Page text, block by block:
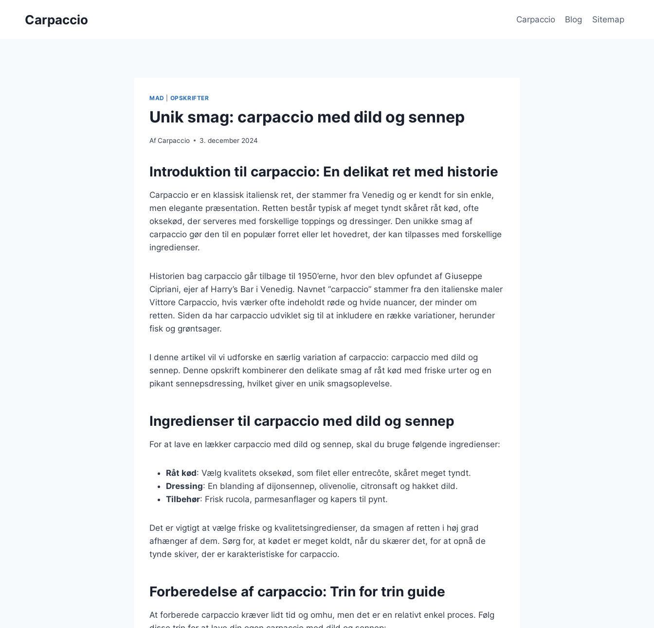
Carpaccio Carpaccio Blog Sitemap
MAD OPSKRIFTER
Unik smag: carpaccio med dild og sennep
AfCarpaccio 3. december 2024
Introduktion til carpaccio: En delikat ret med historie
Carpaccio er en klassisk italiensk ret, der stammer fra Venedig og er kendt for sin enkle,
men elegante præsentation. Retten består typisk af meget tyndt skåret råt kød, ofte
oksekød, der serveres med forskellige toppings og dressinger. Den unikke smag af
carpaccio gør den til en populær forret eller let hovedret, der kan tilpasses med forskellige
ingredienser.
Historien bag carpaccio går tilbage til 1950’erne, hvor den blev opfundet af Giuseppe
Cipriani, ejer af Harry’s Bar i Venedig. Navnet “carpaccio” stammer fra den italienske maler
Vittore Carpaccio, hvis værker ofte indeholdt røde og hvide nuancer, der minder om
retten. Siden da har carpaccio udviklet sig til at inkludere en række variationer, herunder
fisk og grøntsager.
I denne artikel vil vi udforske en særlig variation af carpaccio: carpaccio med dild og
sennep. Denne opskrift kombinerer den delikate smag af råt kød med friske urter og en
pikant sennepsdressing, hvilket giver en unik smagsoplevelse.
Ingredienser til carpaccio med dild og sennep
For at lave en lækker carpaccio med dild og sennep, skal du bruge følgende ingredienser:
Råt kød: Vælg kvalitets oksekød, som filet eller entrecôte, skåret meget tyndt.
Dressing: En blanding af dijonsennep, olivenolie, citronsaft og hakket dild.
Tilbehør: Frisk rucola, parmesanflager og kapers til pynt.
Det er vigtigt at vælge friske og kvalitetsingredienser, da smagen af retten i høj grad
afhænger af dem. Sørg for, at kødet er meget koldt, når du skærer det, for at opnå de
tynde skiver, der er karakteristiske for carpaccio.
Forberedelse af carpaccio: Trin for trin guide
At forberede carpaccio kræver lidt tid og omhu, men det er en relativt enkel proces. Følg